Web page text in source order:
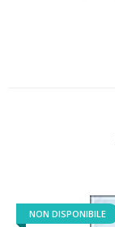
NON DISPONIBILE